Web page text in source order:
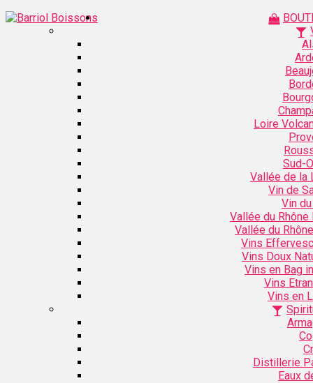
Loire
Sud-
Vallée de la
Vin de
Vin
Vallée du Rhône
Vallée du
Vins
Vins Doux
Vins en Bag
Vins
Vins en
Distillerie
Eaux